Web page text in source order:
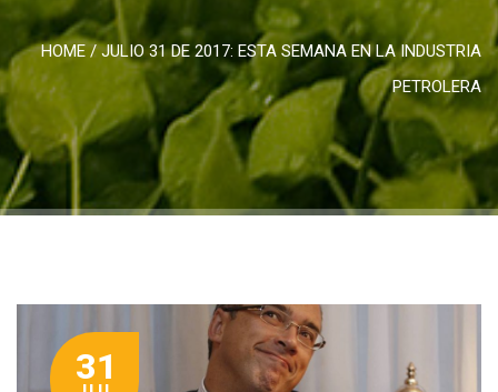
HOME/JULIO 31 DE 2017: ESTA SEMANA EN LA INDUSTRIA
PETROLERA
31